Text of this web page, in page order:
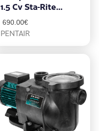
1.5 Cv Sta-Rite
Supermax
690.00€
PENTAIR